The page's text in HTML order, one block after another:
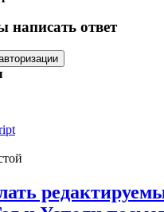
написать ответ